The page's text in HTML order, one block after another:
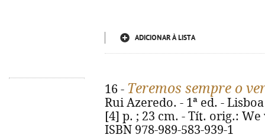
ADICIONAR À LISTA
16 - Teremos sempre o
Rui Azeredo. - 1ª ed. -
[4] p. ; 23 cm. - Tít. orig.:
ISBN 978-989-583-939-1